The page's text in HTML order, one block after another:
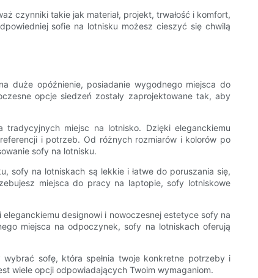
czynniki takie jak materiał, projekt, trwałość i komfort,
sofie na lotnisku możesz cieszyć się chwilą
duże opóźnienie, posiadanie wygodnego miejsca do
opcje siedzeń zostały zaprojektowane tak, aby
miejsc na lotnisko. Dzięki eleganckiemu
i potrzeb. Od różnych rozmiarów i kolorów po
sofy na lotnisku.
sofy na lotniskach są lekkie i łatwe do poruszania się,
miejsca do pracy na laptopie, sofy lotniskowe
designowi i nowoczesnej estetyce sofy na
miejsca na odpoczynek, sofy na lotniskach oferują
sofę, która spełnia twoje konkretne potrzeby i
wiele opcji odpowiadających Twoim wymaganiom.